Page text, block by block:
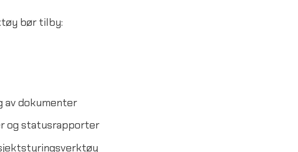
bør tilby:
av dokumenter
og statusrapporter